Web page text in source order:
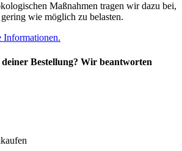
Maßnahmen tragen wir dazu bei,
wie möglich zu belasten.
Informationen.
Bestellung? Wir beantworten